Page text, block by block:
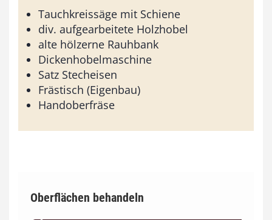
Tauchkreissäge mit Schiene
div. aufgearbeitete Holzhobel
alte hölzerne Rauhbank
Dickenhobelmaschine
Satz Stecheisen
Frästisch (Eigenbau)
Handoberfräse
Oberflächen behandeln